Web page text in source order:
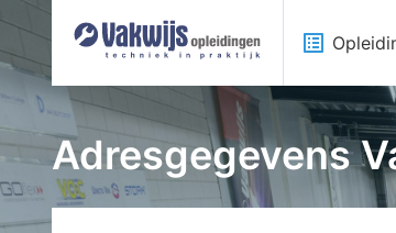
list_alt
Adresgegevens